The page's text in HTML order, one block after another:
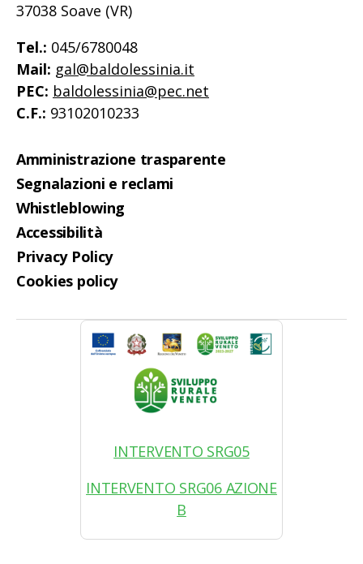
37038 Soave (VR)
Tel.: 045/6780048
Mail: gal@baldolessinia.it
PEC: baldolessinia@pec.net
C.F.: 93102010233
Amministrazione trasparente
Segnalazioni e reclami
Whistleblowing
Accessibilità
Privacy Policy
Cookies policy
INTERVENTO SRG05
INTERVENTO SRG06 AZIONE
B